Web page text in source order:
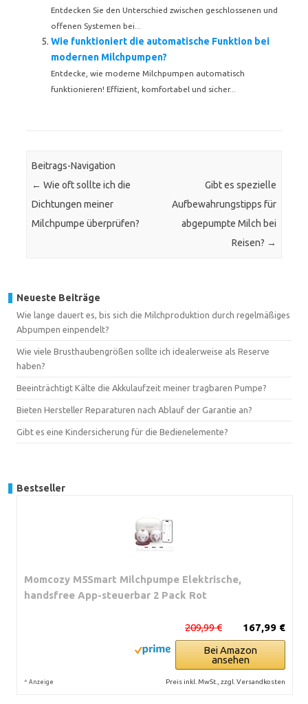
Entdecken Sie den Unterschied zwischen geschlossenen und
offenen Systemen bei...
Wie funktioniert die automatische Funktion bei
modernen Milchpumpen?
Entdecke, wie moderne Milchpumpen automatisch
funktionieren! Effizient, komfortabel und sicher...
Beitrags-Navigation
← Wie oft sollte ich die
Dichtungen meiner
Milchpumpe überprüfen?
Gibt es spezielle
Aufbewahrungstipps für
abgepumpte Milch bei
Reisen? →
Neueste Beiträge
Wie lange dauert es, bis sich die Milchproduktion durch regelmäßiges
Abpumpen einpendelt?
Wie viele Brusthaubengrößen sollte ich idealerweise als Reserve
haben?
Beeinträchtigt Kälte die Akkulaufzeit meiner tragbaren Pumpe?
Bieten Hersteller Reparaturen nach Ablauf der Garantie an?
Gibt es eine Kindersicherung für die Bedienelemente?
Bestseller
Momcozy M5Smart Milchpumpe Elektrische,
handsfree App-steuerbar 2 Pack Rot
167,99 €
209,99 €
Bei Amazon
ansehen
* Anzeige Preis inkl. MwSt., zzgl. Versandkosten